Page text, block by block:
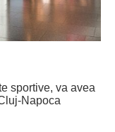
sportive, va avea
Napoca